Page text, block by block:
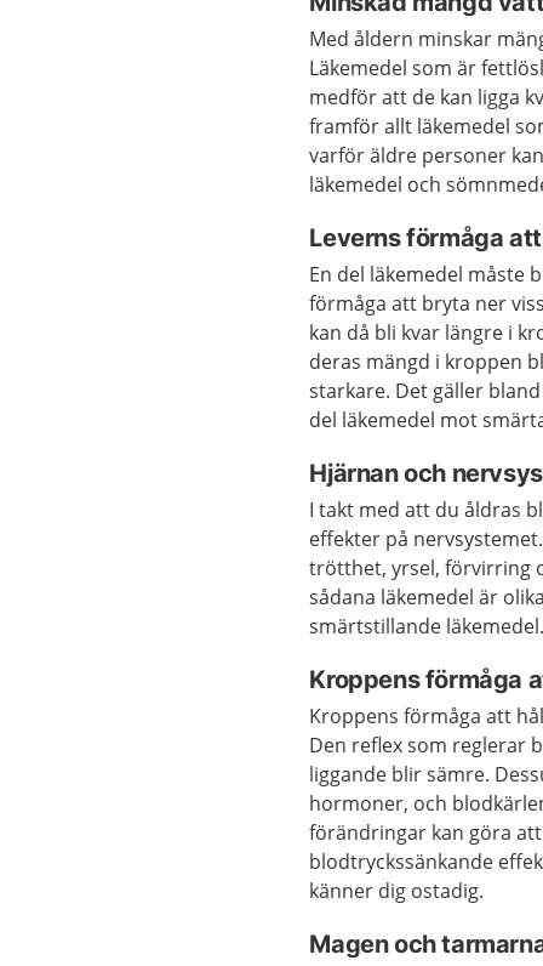
Med åldern minskar
Läkemedel som är
medför att de kan ligga
framför allt läkemedel
varför äldre personer
läkemedel och
Leverns förmåga
En del läkemedel måste
förmåga att bryta ner
kan då bli kvar längre i
deras mängd i kroppen
starkare. Det gäller
del läkemedel mot
Hjärnan och
I takt med att du åldras
effekter på
trötthet, yrsel, förvirring
sådana läkemedel är
smärtstillande
Kroppens förmåga
Kroppens förmåga att
Den reflex som reglerar
liggande blir sämre.
hormoner, och
förändringar kan göra
blodtryckssänkande
känner dig ostadig.
Magen och